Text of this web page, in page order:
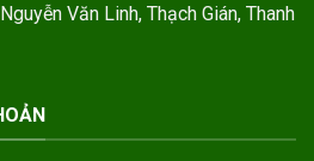
Văn Linh, Thạch Gián, Thanh